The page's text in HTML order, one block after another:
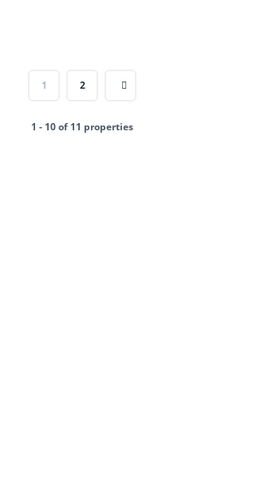
1 2
1 - 10 of 11 properties